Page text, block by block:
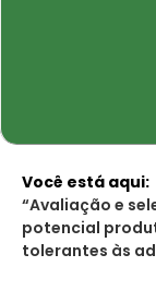
Você está aqui:
“Avaliação e
potencial
tolerantes às